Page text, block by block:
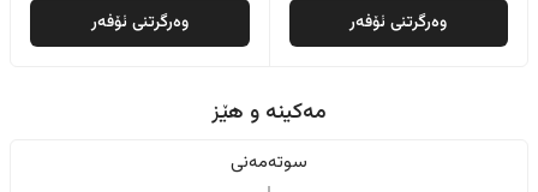
وەرگرتنی ئۆفەر وەرگرتنی ئۆفەر
مەکینە و هێز
سوتەمەنی